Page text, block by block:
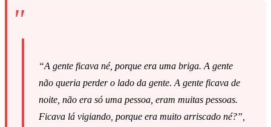
“A gente ficava né, porque era uma briga. A gente
não queria perder o lado da gente. A gente ficava de
noite, não era só uma pessoa, eram muitas pessoas.
Ficava lá vigiando, porque era muito arriscado né?”,